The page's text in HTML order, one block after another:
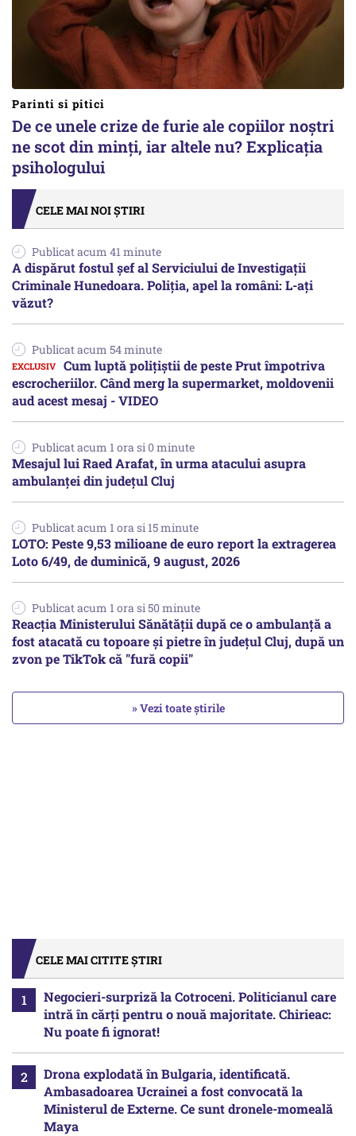
Parinti si pitici
De ce unele crize de furie ale copiilor noștri
ne scot din minți, iar altele nu? Explicația
psihologului
CELE MAI NOI ȘTIRI
Publicat acum 41 minute
A dispărut fostul șef al Serviciului de Investigații
Criminale Hunedoara. Poliția, apel la români: L-ați
văzut?
Publicat acum 54 minute
Cum luptă polițiștii de peste Prut împotriva
escrocheriilor. Când merg la supermarket, moldovenii
aud acest mesaj - VIDEO
Publicat acum 1 ora si 0 minute
Mesajul lui Raed Arafat, în urma atacului asupra
ambulanței din județul Cluj
Publicat acum 1 ora si 15 minute
LOTO: Peste 9,53 milioane de euro report la extragerea
Loto 6/49, de duminică, 9 august, 2026
Publicat acum 1 ora si 50 minute
Reacția Ministerului Sănătății după ce o ambulanță a
fost atacată cu topoare și pietre în județul Cluj, după un
zvon pe TikTok că "fură copii"
» Vezi toate știrile
CELE MAI CITITE ȘTIRI
Negocieri-surpriză la Cotroceni. Politicianul care
intră în cărți pentru o nouă majoritate. Chirieac:
Nu poate fi ignorat!
Drona explodată în Bulgaria, identificată.
Ambasadoarea Ucrainei a fost convocată la
Ministerul de Externe. Ce sunt dronele-momeală
Maya